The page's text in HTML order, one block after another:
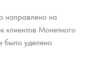
направлено на
клиентов Монетного
уделено